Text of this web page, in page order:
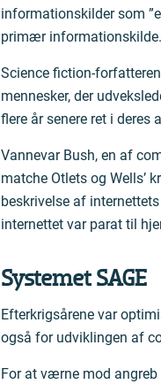
informationskilder som
primær
Science fiction-
mennesker, der
flere år senere ret i deres
Vannevar Bush, en af
matche Otlets og Wells’
beskrivelse af
internettet var parat til
Systemet SAGE
Efterkrigsårene var
også for udviklingen af
For at værne mod